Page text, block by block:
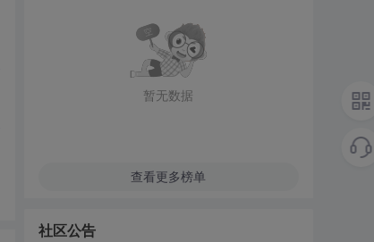
暂无数据
查看更多榜单
社区公告